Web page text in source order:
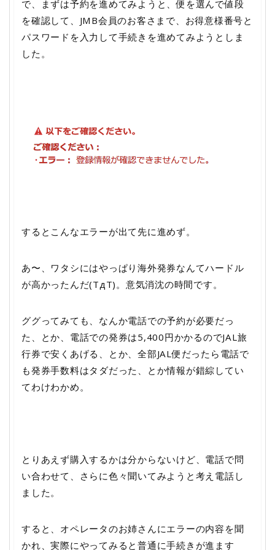
で、まずは予約を進めてみようと、便を選んで値段
を確認して、JMB会員のお客さまで、お得意様番号と
パスワードを入力して手続きを進めてみようとしま
した。
するとこんなエラーが出て先に進めず。
あ〜、ワタシにはやっぱり海外発券なんてハードル
が高かったんだ(TдT)。意気消沈の時間です。
ググってみても、なんか電話での予約が必要だっ
た、とか、電話での発券は5,400円かかるのでJAL旅
行券で安くあげる、とか、全部JAL便だったら電話で
も発券手数料はタダだった、とか情報が錯綜してい
てわけわかめ。
とりあえず購入するかは分からないけど、電話で問
い合わせて、さらに色々聞いてみようと考え電話し
ました。
すると、オペレータのお姉さんにエラーの内容を聞
かれ、実際にやってみると普通に手続きが進ます